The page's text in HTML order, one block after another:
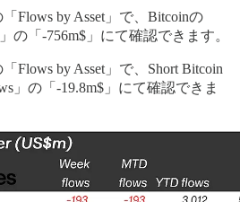
Flows by Asset」で、Bitcoinの
」の「-756m$」にて確認できます。
Flows by Asset」で、Short Bitcoin
」の「-19.8m$」にて確認できま